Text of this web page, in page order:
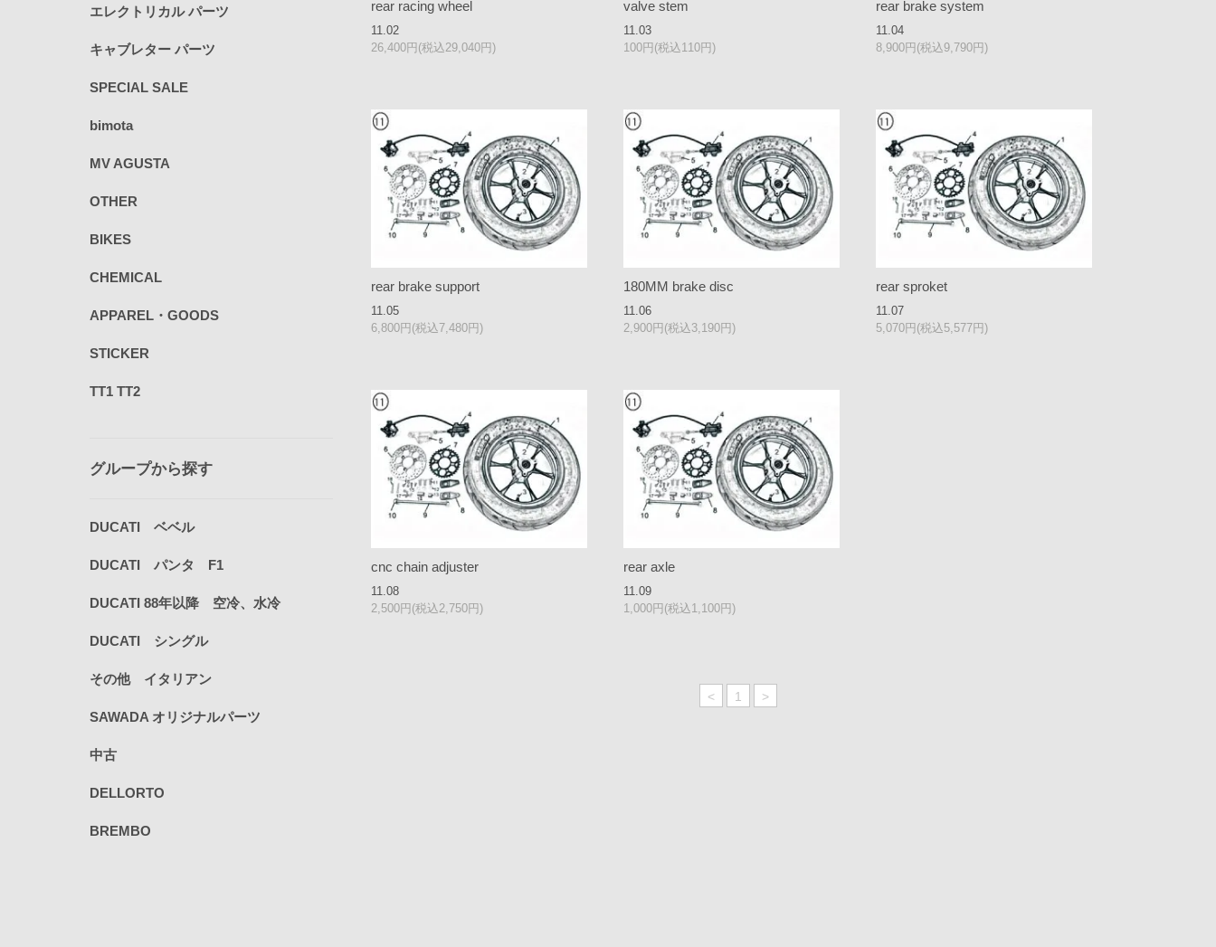
rear racing wheel
11.02
26,400円(税込29,040円)
valve stem
11.03
100円(税込110円)
rear brake system
11.04
8,900円(税込9,790円)
rear brake support
11.05
6,800円(税込7,480円)
180MM brake disc
11.06
2,900円(税込3,190円)
rear sproket
11.07
5,070円(税込5,577円)
cnc chain adjuster
11.08
2,500円(税込2,750円)
rear axle
11.09
1,000円(税込1,100円)
< 1 >
エレクトリカル パーツ
キャブレター パーツ
SPECIAL SALE
bimota
MV AGUSTA
OTHER
BIKES
CHEMICAL
APPAREL・GOODS
STICKER
TT1 TT2
グループから探す
DUCATI ベベル
DUCATI パンタ F1
DUCATI 88年以降 空冷、水冷
DUCATI シングル
その他 イタリアン
SAWADA オリジナルパーツ
中古
DELLORTO
BREMBO